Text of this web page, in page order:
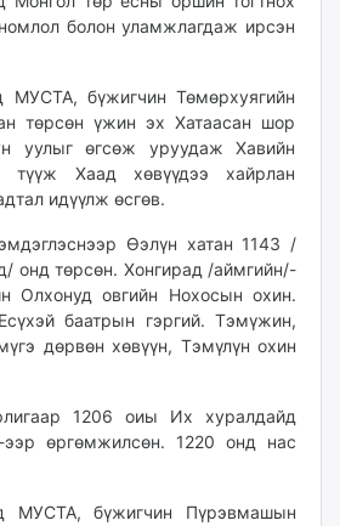
болон уламжлагдаж ирсэн
МУСТА, бүжигчин Төмөрхуягийн
төрсөн үжин эх Хатаасан шор
уулыг өгсөж уруудаж Хавийн
түүж Хаад хөвүүдээ хайрлан
идүүлж өсгөв.
Өэлүн хатан 1143 /
онд төрсөн. Хонгирад /аймгийн/-
Олхонуд овгийн Нохосын охин.
баатрын гэргий. Тэмүжин,
дөрвөн хөвүүн, Тэмүлүн охин
1206 оиы Их хуралдайд
ээр өргөмжилсөн. 1220 онд нас
МУСТА, бүжигчин Пүрэвмашын